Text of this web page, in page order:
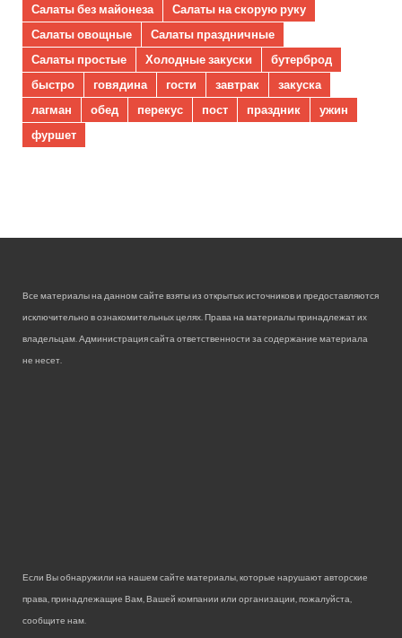
Салаты без майонеза
Салаты на скорую руку
Салаты овощные
Салаты праздничные
Салаты простые
Холодные закуски
бутерброд
быстро
говядина гости завтрак
закуска
лагман
обед перекус пост праздник
ужин
фуршет
Все материалы на данном сайте взяты из открытых источников и предоставляются
исключительно в ознакомительных целях. Права на материалы принадлежат их
владельцам. Администрация сайта ответственности за содержание материала
не несет.
Если Вы обнаружили на нашем сайте материалы, которые нарушают авторские
права, принадлежащие Вам, Вашей компании или организации, пожалуйста,
сообщите нам.